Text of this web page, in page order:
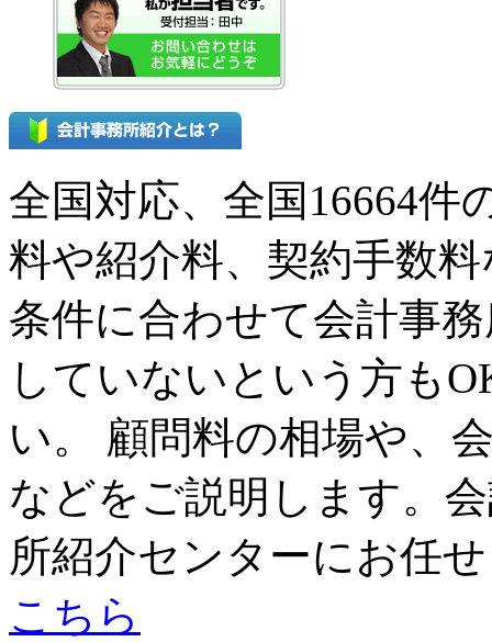
全国対応、全国16664件
料や紹介料、契約手数
条件に合わせて会計事
していないという方も
い。 顧問料の相場や、
などをご説明します。
所紹介センターにお任
こちら